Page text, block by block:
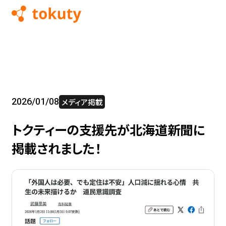
ABOUT US
RECRUIT
NEWS
COMPANY
2026/01/08 メディア掲載
トクティーの支援先が北海道新聞に
掲載されました！